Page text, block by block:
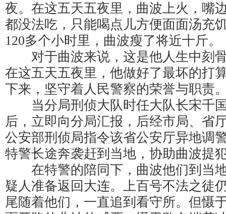
夜。在这五天五夜里，曲波上火，嘴
都没法吃，只能喝点儿方便面面汤充
120多个小时里，曲波瘦了将近十斤。
对于曲波来说，这是他人生中刻
在这五天五夜里，他做好了最坏的打
下来，坚守着人民警察的荣誉与职责
当分局刑侦大队时任大队长宋千
后，立即向分局汇报，后经市局、省
公安部刑侦局指令该省公安厅异地调
特警长途奔袭赶到当地，协助曲波提
在特警的陪同下，曲波他们到当
疑人准备返回大连。上百号不法之徒
尾随着他们，一直追到看守所。但慑